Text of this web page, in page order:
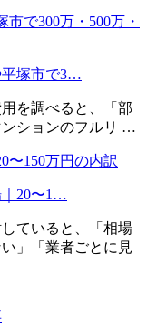
平塚市で3…
を調べると、「部
ンションのフルリ …
｜20〜1…
ていると、「相場
」「業者ごとに見